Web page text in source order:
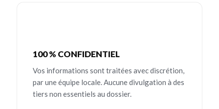
100 % CONFIDENTIEL
Vos informations sont traitées avec discrétion,
par une équipe locale. Aucune divulgation à des
tiers non essentiels au dossier.